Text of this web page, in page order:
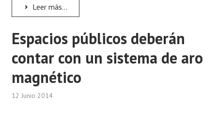
Banca del Vecino - Registro
Antiguos Pobladores - Registro
Reconocimientos - Registro
Bariloche, Municipio intercultural
Leer más...
Espacios públicos deberán
contar con un sistema de aro
magnético
12 Junio 2014